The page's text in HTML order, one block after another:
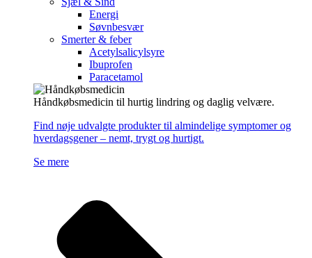
Energi
Søvnbesvær
Smerter & feber
Acetylsalicylsyre
Ibuprofen
Paracetamol
Håndkøbsmedicin til hurtig lindring og daglig velvære.
Find nøje udvalgte produkter til almindelige symptomer og
hverdagsgener – nemt, trygt og hurtigt.
Se mere